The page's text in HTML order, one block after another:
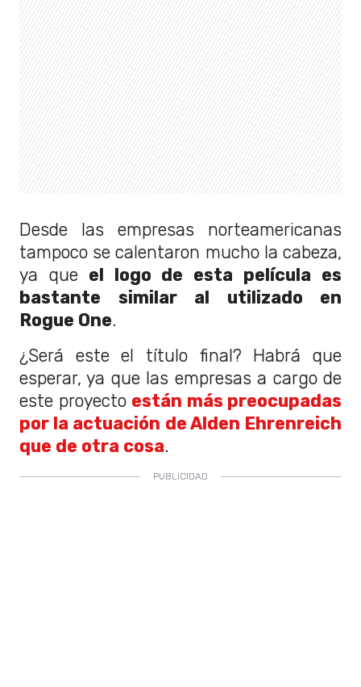
Desde las empresas norteamericanas
tampoco se calentaron mucho la cabeza,
ya queel logo de esta película es
bastante similar al utilizado en
Rogue One.
¿Será este el título final? Habrá que
esperar, ya que las empresas a cargo de
este proyecto están más preocupadas
por la actuación de Alden Ehrenreich
que de otra cosa.